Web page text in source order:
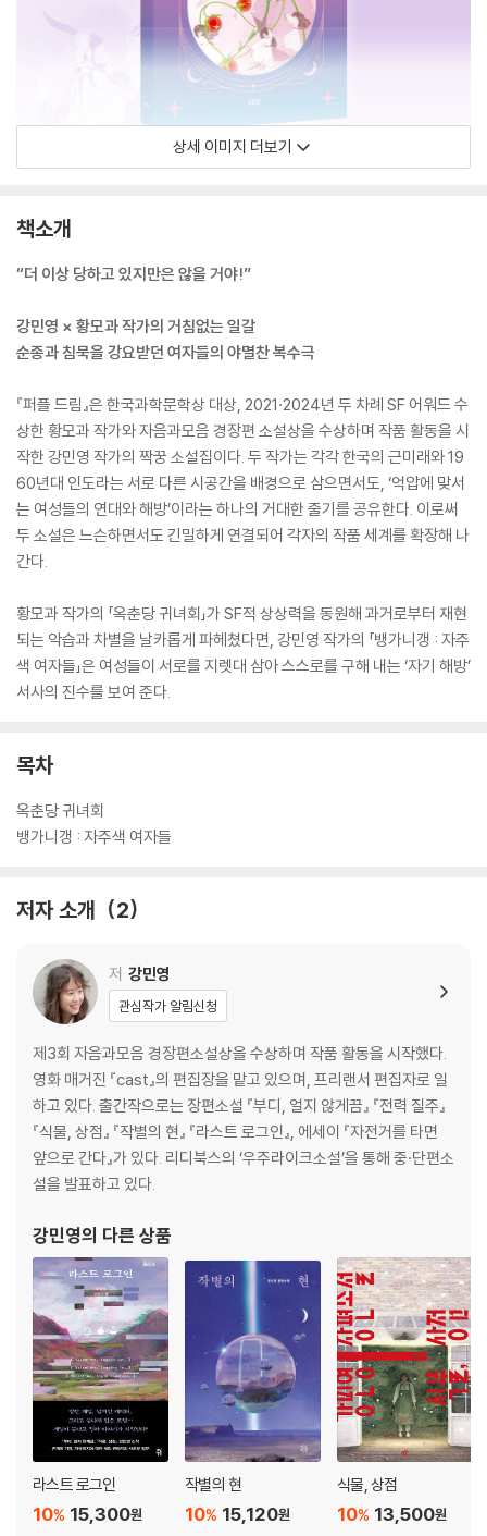
상세 이미지 더보기
책소개
“더 이상 당하고 있지만은 않을 거야!”
강민영 × 황모과 작가의 거침없는 일갈
순종과 침묵을 강요받던 여자들의 야멸찬 복수극
『퍼플 드림』은 한국과학문학상 대상, 2021·2024년 두 차례 SF 어워드 수
상한 황모과 작가와 자음과모음 경장편 소설상을 수상하며 작품 활동을 시
작한 강민영 작가의 짝꿍 소설집이다. 두 작가는 각각 한국의 근미래와 19
60년대 인도라는 서로 다른 시공간을 배경으로 삼으면서도, ‘억압에 맞서
는 여성들의 연대와 해방’이라는 하나의 거대한 줄기를 공유한다. 이로써
두 소설은 느슨하면서도 긴밀하게 연결되어 각자의 작품 세계를 확장해 나
간다.
황모과 작가의 「옥춘당 귀녀회」가 SF적 상상력을 동원해 과거로부터 재현
되는 악습과 차별을 날카롭게 파헤쳤다면, 강민영 작가의 「뱅가니갱 : 자주
색 여자들」은 여성들이 서로를 지렛대 삼아 스스로를 구해 내는 ‘자기 해방’
서사의 진수를 보여 준다.
목차
옥춘당 귀녀회
뱅가니갱 : 자주색 여자들
저자 소개 2
저 강민영
관심작가 알림신청
제3회 자음과모음 경장편소설상을 수상하며 작품 활동을 시작했다.
영화 매거진 『cast』의 편집장을 맡고 있으며, 프리랜서 편집자로 일
하고 있다. 출간작으로는 장편소설 『부디, 얼지 않게끔』 『전력 질주』
『식물, 상점』 『작별의 현』 『라스트 로그인』, 에세이 『자전거를 타면
앞으로 간다』가 있다. 리디북스의 ‘우주라이크소설’을 통해 중·단편소
설을 발표하고 있다.
강민영의 다른 상품
라스트 로그인
15,300원
10%
작별의 현
15,120원
10%
식물, 상점
13,500원
10%